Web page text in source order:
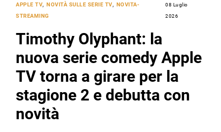
APPLE TV, NOVITÀ SULLE SERIE TV,
NOVITA-
STREAMING
08 Luglio
2026
Timothy Olyphant: la
nuova serie comedy Apple
TV torna a girare per la
stagione 2 e debutta con
novità